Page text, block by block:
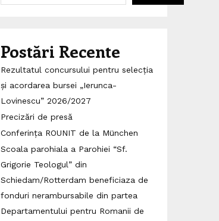
Postări Recente
Rezultatul concursului pentru selecția
și acordarea bursei „Ierunca-
Lovinescu” 2026/2027
Precizări de presă
Conferința ROUNIT de la München
Scoala parohiala a Parohiei “Sf.
Grigorie Teologul” din
Schiedam/Rotterdam beneficiaza de
fonduri nerambursabile din partea
Departamentului pentru Romanii de